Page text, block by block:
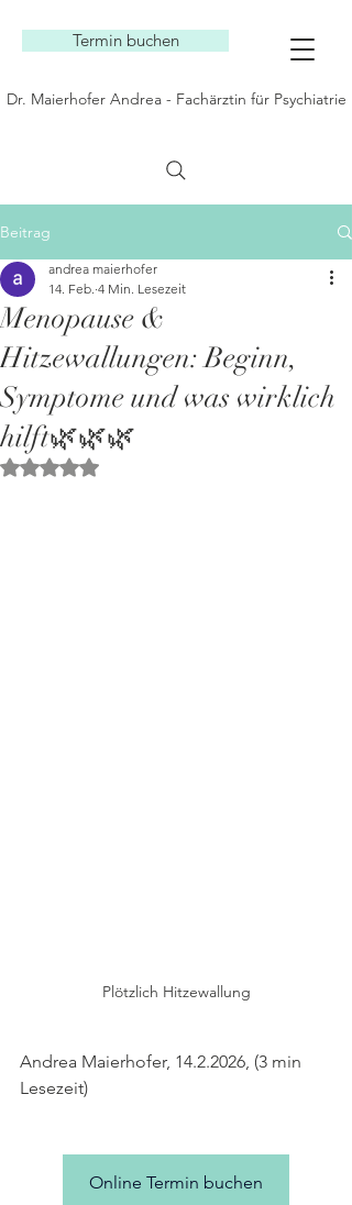
Dr. Maierhofer Andrea - Fachärztin für Psychiatrie
Termin buchen
Beitrag
Menopause &
Hitzewallungen: Beginn,
Symptome und was wirklich
hilft🌿🌿🌿
andrea maierhofer
14. Feb. 4 Min. Lesezeit
Mit NaN von 5 Sternen bewertet.
Plötzlich Hitzewallung
Andrea Maierhofer, 14.2.2026, (3 min
Lesezeit)
Online Termin buchen